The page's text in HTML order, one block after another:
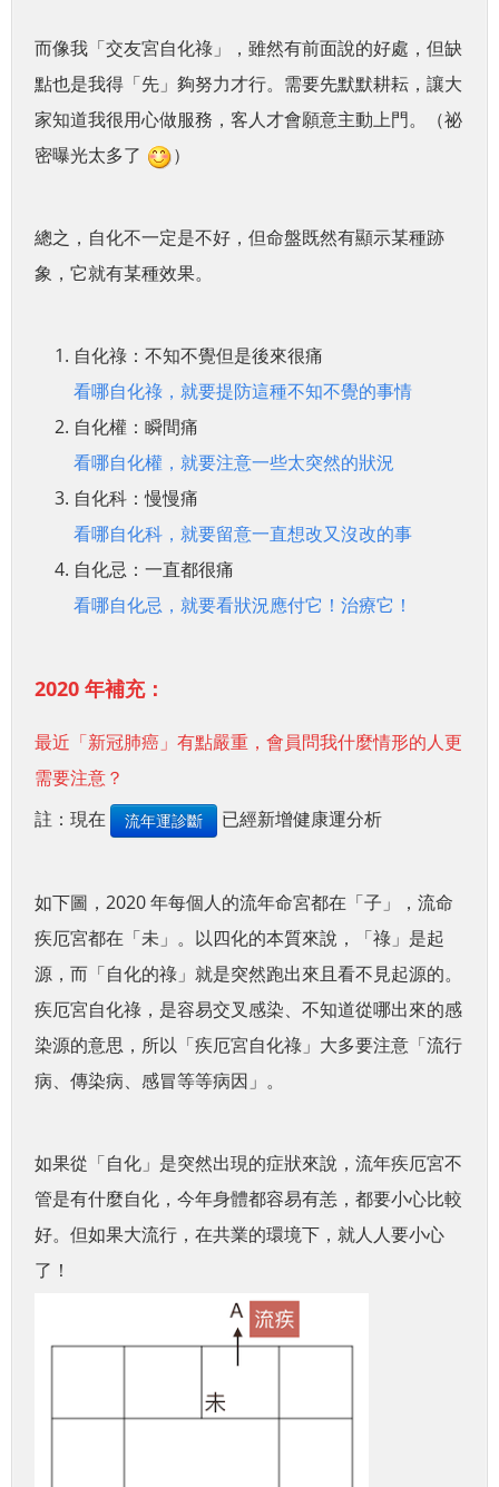
而像我「交友宮自化祿」，雖然有前面說的好處，但缺
點也是我得「先」夠努力才行。需要先默默耕耘，讓大
家知道我很用心做服務，客人才會願意主動上門。（祕
密曝光太多了
）
總之，自化不一定是不好，但命盤既然有顯示某種跡
象，它就有某種效果。
自化祿：不知不覺但是後來很痛
看哪自化祿，就要提防這種不知不覺的事情
自化權：瞬間痛
看哪自化權，就要注意一些太突然的狀況
自化科：慢慢痛
看哪自化科，就要留意一直想改又沒改的事
自化忌：一直都很痛
看哪自化忌，就要看狀況應付它！治療它！
2020 年補充：
最近「新冠肺癌」有點嚴重，會員問我什麼情形的人更
需要注意？
註：現在
流年運診斷 已經新增健康運分析
如下圖，2020 年每個人的流年命宮都在「子」，流命
疾厄宮都在「未」。以四化的本質來說，「祿」是起
源，而「自化的祿」就是突然跑出來且看不見起源的。
疾厄宮自化祿，是容易交叉感染、不知道從哪出來的感
染源的意思，所以「疾厄宮自化祿」大多要注意「流行
病、傳染病、感冒等等病因」。
如果從「自化」是突然出現的症狀來說，流年疾厄宮不
管是有什麼自化，今年身體都容易有恙，都要小心比較
好。但如果大流行，在共業的環境下，就人人要小心
了！